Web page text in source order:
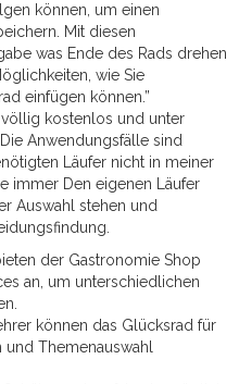
können, um einen
Mit diesen
was Ende des Rads drehen
wie Sie
einfügen können.”
völlig kostenlos und unter
Anwendungsfälle sind
Läufer nicht in meiner
immer Den eigenen Läufer
Auswahl stehen und
der Gastronomie Shop
an, um unterschiedlichen
können das Glücksrad für
Themenauswahl